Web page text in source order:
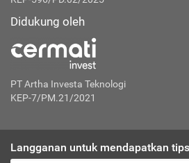
Didukung oleh
PT Artha Investa Teknologi
KEP-7/PM.21/2021
Langganan untuk mendapatkan